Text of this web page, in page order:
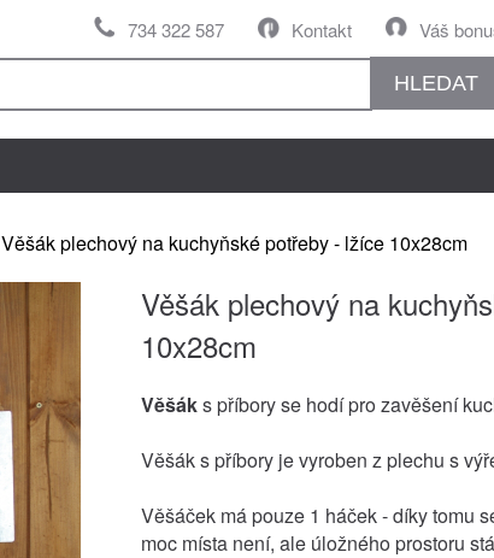
Váš
Kontakt
734 322 587
HLEDAT
Věšák plechový na kuchyňské potřeby - lžíce 10x28cm
Věšák plechový na
10x28cm
Věšáks příbory se hodí pro zavěšení
Věšák s příbory je vyroben z plechu s
Věšáček má pouze 1 háček - díky tomu
moc místa není, ale úložného prostoru